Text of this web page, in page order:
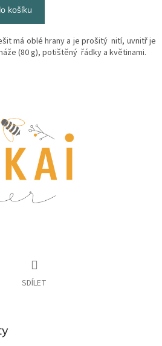
košíku
má oblé hrany a je prošitý nití, uvnitř je
(80 g), potištěný řádky a květinami.
SDÍLET